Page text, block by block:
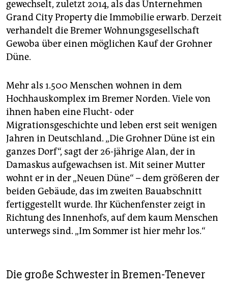
gewechselt, zuletzt 2014, als das Unternehmen
Grand City Property die Immobilie erwarb. Derzeit
verhandelt die Bremer Wohnungsgesellschaft
Gewoba über einen möglichen Kauf der Grohner
Düne.
Mehr als 1.500 Menschen wohnen in dem
Hochhauskomplex im Bremer Norden. Viele von
ihnen haben eine Flucht- oder
Migrationsgeschichte und leben erst seit wenigen
Jahren in Deutschland. „Die Grohner Düne ist ein
ganzes Dorf“, sagt der 26-jährige Alan, der in
Damaskus aufgewachsen ist. Mit seiner Mutter
wohnt er in der „Neuen Düne“ – dem größeren der
beiden Gebäude, das im zweiten Bauabschnitt
fertiggestellt wurde. Ihr Küchenfenster zeigt in
Richtung des Innenhofs, auf dem kaum Menschen
unterwegs sind. „Im Sommer ist hier mehr los.“
Die große Schwester in Bremen-Tenever